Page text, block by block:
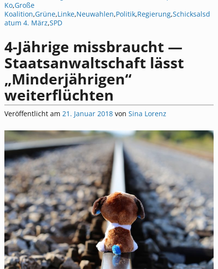
Ko,Große
Koalition,Grüne,Linke,Neuwahlen,Politik,Regierung,Schicksalsd
atum 4. März,SPD
4-Jährige missbraucht —
Staatsanwaltschaft lässt
„Minderjährigen“
weiterflüchten
Veröffentlicht am 21. Januar 2018 von Sina Lorenz